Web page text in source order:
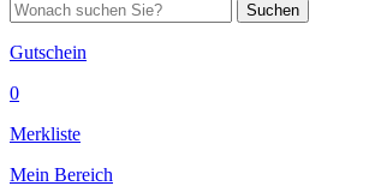
Suchen
Gutschein
0
Merkliste
Mein Bereich